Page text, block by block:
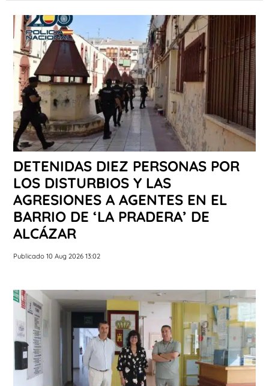
DETENIDAS DIEZ PERSONAS POR
LOS DISTURBIOS Y LAS
AGRESIONES A AGENTES EN EL
BARRIO DE ‘LA PRADERA’ DE
ALCÁZAR
Publicado 10 Aug 2026 13:02